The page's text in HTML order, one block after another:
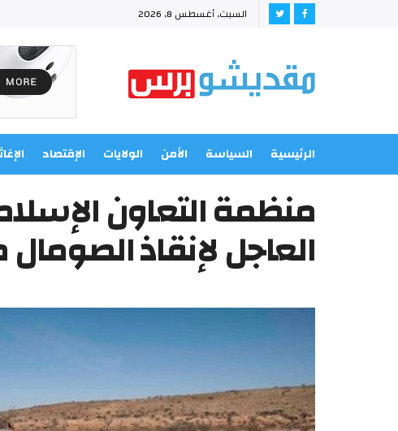
السبت, أغسطس 8, 2026
الرئيسية السياسة الأمن الولايات الإقتصاد
منظمة التعاون
العاجل لإنقاذ